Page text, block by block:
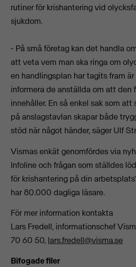
rutiner för krishantering vid
sjukdom.
- På små företag kan det handla
att veta vem man ska ringa om
en handlingsplan har tagits fram
informera de anställda om att den
innehåller. En så enkel sak som
på anslagstavlan skapar både
stöd när något händer, säger Ulf
Vismas enkät genomfördes via
Infoline och frågan som ställdes
för krishantering på din
har 80.000 dagliga läsare.
För mer information kontakta
Lars Fredell, informationschef
70 60 50, lars.fredell@visma.se
Bifogade filer